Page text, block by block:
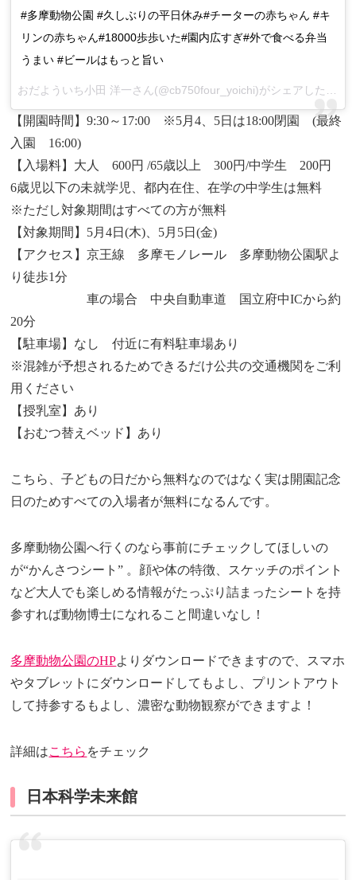
#多摩動物公園 #久しぶりの平日休み#チーターの赤ちゃん #キ
リンの赤ちゃん#18000歩歩いた#園内広すぎ#外で食べる弁当
うまい #ビールはもっと旨い
おだよういち小田 洋一さん(@cb750four_yoichi)がシェアした投稿 –
【開園時間】9:30～17:00 ※5月4、5日は18:00閉園 (最終
入園 16:00)
【入場料】大人 600円 /65歳以上 300円/中学生 200円
6歳児以下の未就学児、都内在住、在学の中学生は無料
※ただし対象期間はすべての方が無料
【対象期間】5月4日(木)、5月5日(金)
【アクセス】京王線 多摩モノレール 多摩動物公園駅よ
り徒歩1分
車の場合 中央自動車道 国立府中ICから約
20分
【駐車場】なし 付近に有料駐車場あり
※混雑が予想されるためできるだけ公共の交通機関をご利
用ください
【授乳室】あり
【おむつ替えベッド】あり
こちら、子どもの日だから無料なのではなく実は開園記念
日のためすべての入場者が無料になるんです。
多摩動物公園へ行くのなら事前にチェックしてほしいの
が“かんさつシート” 。顔や体の特徴、スケッチのポイント
など大人でも楽しめる情報がたっぷり詰まったシートを持
参すれば動物博士になれること間違いなし！
多摩動物公園のHPよりダウンロードできますので、スマホ
やタブレットにダウンロードしてもよし、プリントアウト
して持参するもよし、濃密な動物観察ができますよ！
詳細はこちら をチェック
日本科学未来館